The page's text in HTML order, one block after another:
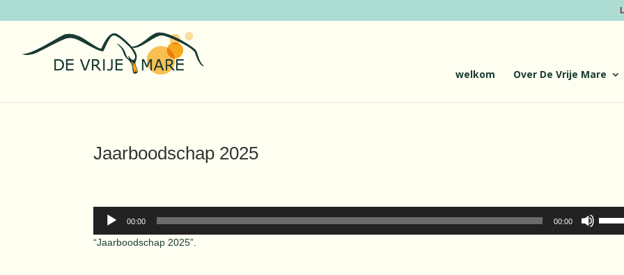
welkom Over De Vrije Mare
Jaarboodschap 2025
Audiospeler
00:00 00:00
“Jaarboodschap 2025”.